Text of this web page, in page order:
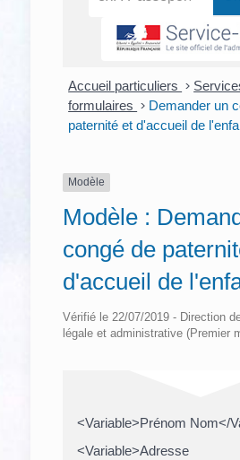
Accueil particuliers >
formulaires > Demander un
paternité et d'accueil de
Modèle
Modèle :
congé de
d'accueil de
Vérifié le 22/07/2019 - Direction
légale et administrative (Premier
<Variable>Prénom Nom</
<Variable>Adresse